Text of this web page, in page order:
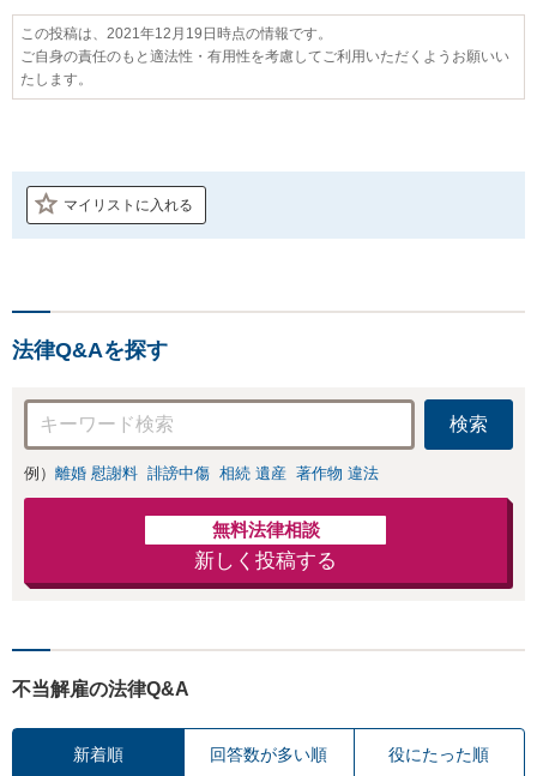
この投稿は、2021年12月19日時点の情報です。
ご自身の責任のもと適法性・有用性を考慮してご利用いただくようお願いい
たします。
マイリストに入れる
法律Q&Aを探す
検索
例） 離婚 慰謝料 誹謗中傷 相続 遺産 著作物 違法
無料法律相談
新しく投稿する
不当解雇の法律Q&A
新着順 回答数が多い順 役にたった順